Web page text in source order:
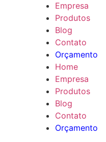
Empresa
Produtos
Blog
Contato
Orçamento
Home
Empresa
Produtos
Blog
Contato
Orçamento